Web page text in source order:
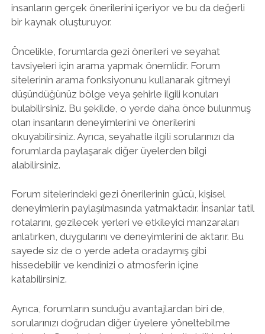
insanların gerçek önerilerini içeriyor ve bu da değerli
bir kaynak oluşturuyor.
Öncelikle, forumlarda gezi önerileri ve seyahat
tavsiyeleri için arama yapmak önemlidir. Forum
sitelerinin arama fonksiyonunu kullanarak gitmeyi
düşündüğünüz bölge veya şehirle ilgili konuları
bulabilirsiniz. Bu şekilde, o yerde daha önce bulunmuş
olan insanların deneyimlerini ve önerilerini
okuyabilirsiniz. Ayrıca, seyahatle ilgili sorularınızı da
forumlarda paylaşarak diğer üyelerden bilgi
alabilirsiniz.
Forum sitelerindeki gezi önerilerinin gücü, kişisel
deneyimlerin paylaşılmasında yatmaktadır. İnsanlar tatil
rotalarını, gezilecek yerleri ve etkileyici manzaraları
anlatırken, duygularını ve deneyimlerini de aktarır. Bu
sayede siz de o yerde adeta oradaymış gibi
hissedebilir ve kendinizi o atmosferin içine
katabilirsiniz.
Ayrıca, forumların sunduğu avantajlardan biri de,
sorularınızı doğrudan diğer üyelere yöneltebilme